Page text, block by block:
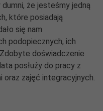
że jesteśmy jedną
które posiadają
się nam
podopiecznych, ich
doświadczenie
posłuży do pracy z
oraz zajęć integracyjnych.